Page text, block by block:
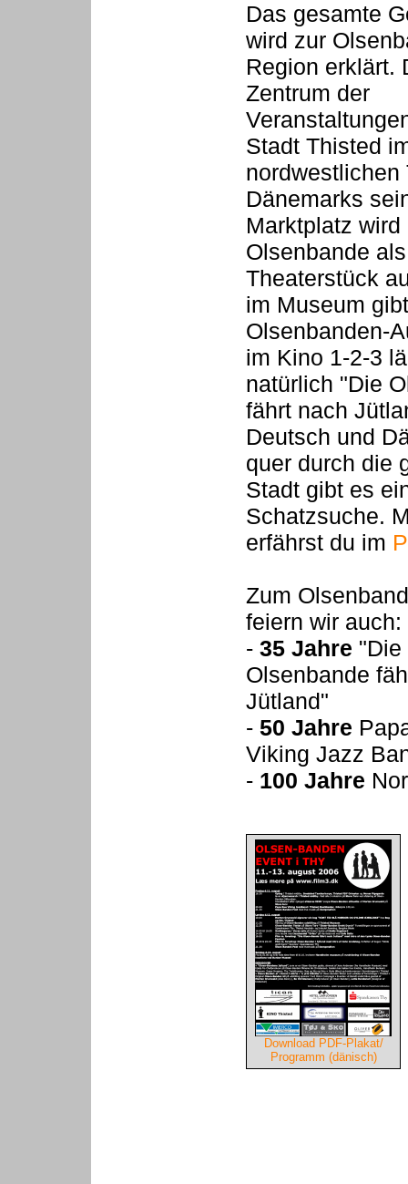
Das gesamte
wird zur
Region erklärt.
Zentrum der
Stadt Thisted
nordwestlichen
Dänemarks
Marktplatz wird
Olsenbande als
Theaterstück
im Museum
Olsenbanden-
im Kino 1-2-3
natürlich "Die
fährt nach
Deutsch und
quer durch die
Stadt gibt es
Schatzsuche.
erfährst du im
Zum
feiern wir auch:
- 35 Jahre "Die
Olsenbande
Jütland"
- 50 Jahre
Viking Jazz
- 100 Jahre
Download PDF-Plakat/
Programm (dänisch)